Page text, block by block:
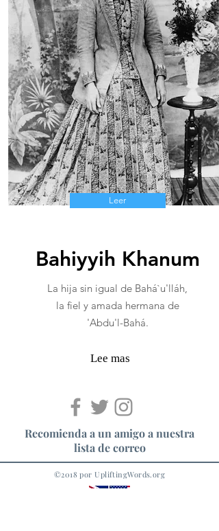
Leer
Bahiyyih Khanum
La hija sin igual de Bahá`u'lláh,
la fiel y amada hermana de
'Abdu'l-Bahá.
Lee mas
Recomienda a un amigo a nuestra
lista de correo
©2018 por UpliftingWords.org